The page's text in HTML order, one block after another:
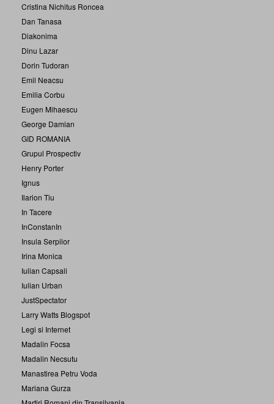
Cristina Nichitus Roncea
Dan Tanasa
Diakonima
Dinu Lazar
Dorin Tudoran
Emil Neacsu
Emilia Corbu
Eugen Mihaescu
George Damian
GID ROMANIA
Grupul Prospectiv
Henry Porter
Ignus
Ilarion Tiu
In Tacere
InConstanIn
Insula Serpilor
Irina Monica
Iulian Capsali
Iulian Urban
JustSpectator
Larry Watts Blogspot
Legi si Internet
Madalin Focsa
Madalin Necsutu
Manastirea Petru Voda
Mariana Gurza